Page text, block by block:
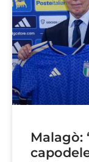
Malagò: